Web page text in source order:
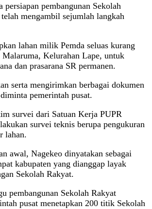
persiapan pembangunan Sekolah
mengambil sejumlah langkah
lahan milik Pemda seluas kurang
Kelurahan Lape, untuk
dan prasarana SR permanen.
serta mengirimkan berbagai dokumen
pemerintah pusat.
survei dari Satuan Kerja PUPR
survei teknis berupa pengukuran
lahan.
awal, Nagekeo dinyatakan sebagai
kabupaten yang dianggap layak
Sekolah Rakyat.
pembangunan Sekolah Rakyat
pusat menetapkan 200 titik Sekolah